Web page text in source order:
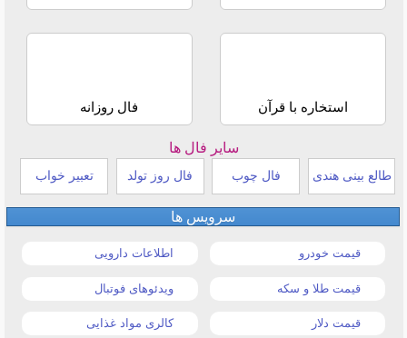
استخاره با قرآن فال روزانه
سایر فال ها
طالع بینی هندی فال چوب فال روز تولد تعبیر خواب
سرویس ها
قیمت خودرو اطلاعات دارویی
قیمت طلا و سکه ویدئوهای فوتبال
قیمت دلار کالری مواد غذایی